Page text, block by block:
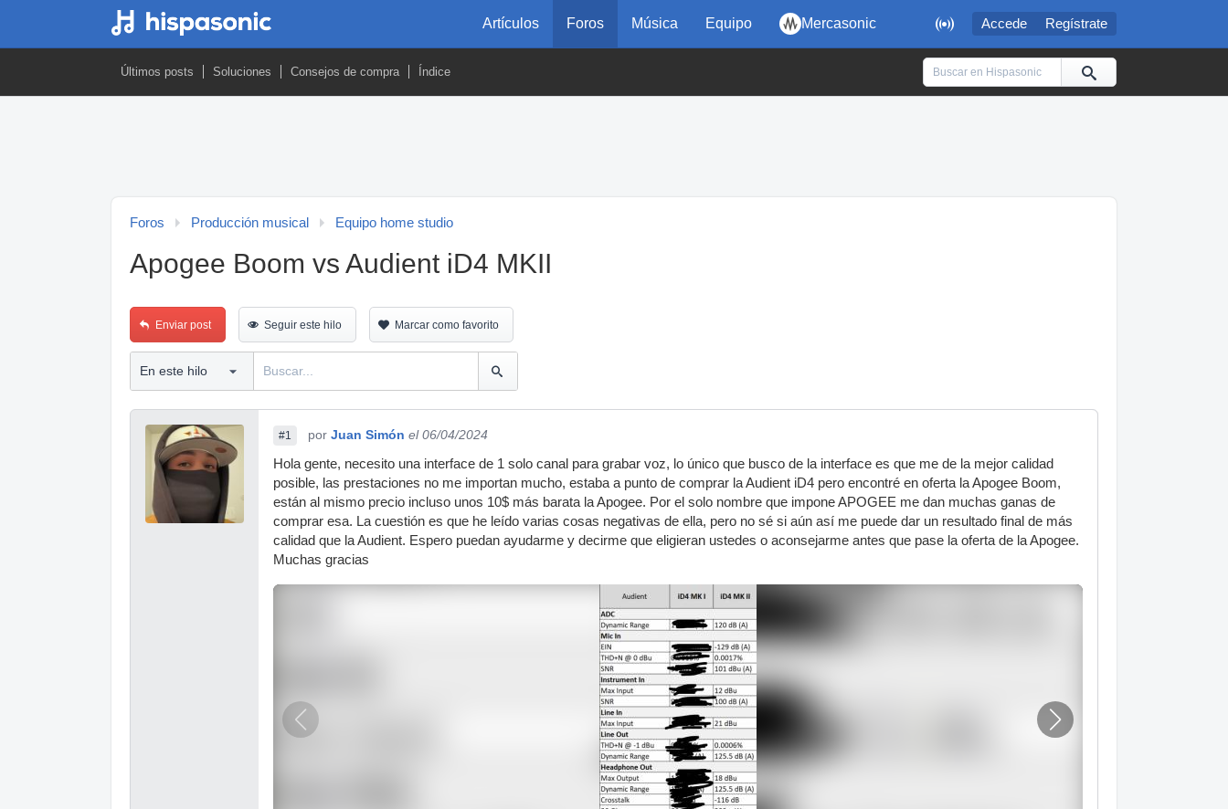
 Accede Regístrate
Artículos Foros Música Equipo Mercasonic
Últimos posts Soluciones Consejos de compra Índice
Foros Producción musical Equipo home studio
Apogee Boom vs Audient iD4 MKII
Enviar post Seguir este hilo Marcar como favorito
#1 por Juan Simón el 06/04/2024
Hola gente, necesito una interface de 1 solo canal para grabar voz, lo único que busco de la interface es que me de la mejor calidad
posible, las prestaciones no me importan mucho, estaba a punto de comprar la Audient iD4 pero encontré en oferta la Apogee Boom,
están al mismo precio incluso unos 10$ más barata la Apogee. Por el solo nombre que impone APOGEE me dan muchas ganas de
comprar esa. La cuestión es que he leído varias cosas negativas de ella, pero no sé si aún así me puede dar un resultado final de más
calidad que la Audient. Espero puedan ayudarme y decirme que eligieran ustedes o aconsejarme antes que pase la oferta de la Apogee.
Muchas gracias